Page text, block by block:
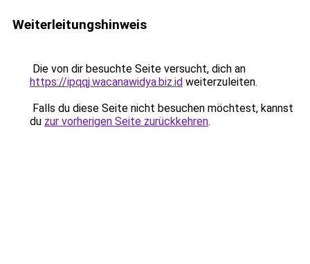
Weiterleitungshinweis
Die von dir besuchte Seite versucht, dich an
https://ipqqj.wacanawidya.biz.id weiterzuleiten.
Falls du diese Seite nicht besuchen möchtest, kannst
du zur vorherigen Seite zurückkehren.